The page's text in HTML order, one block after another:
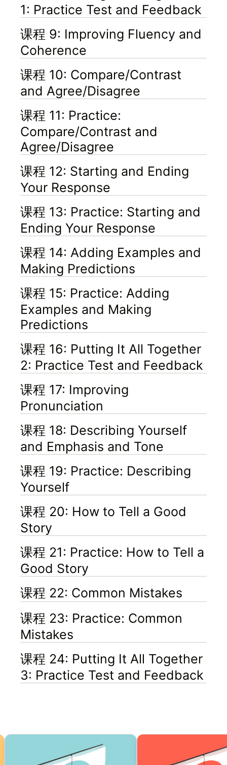
1: Practice Test and Feedback
课程 9: Improving Fluency and
Coherence
课程 10: Compare/Contrast
and Agree/Disagree
课程 11: Practice:
Compare/Contrast and
Agree/Disagree
课程 12: Starting and Ending
Your Response
课程 13: Practice: Starting and
Ending Your Response
课程 14: Adding Examples and
Making Predictions
课程 15: Practice: Adding
Examples and Making
Predictions
课程 16: Putting It All Together
2: Practice Test and Feedback
课程 17: Improving
Pronunciation
课程 18: Describing Yourself
and Emphasis and Tone
课程 19: Practice: Describing
Yourself
课程 20: How to Tell a Good
Story
课程 21: Practice: How to Tell a
Good Story
课程 22: Common Mistakes
课程 23: Practice: Common
Mistakes
课程 24: Putting It All Together
3: Practice Test and Feedback